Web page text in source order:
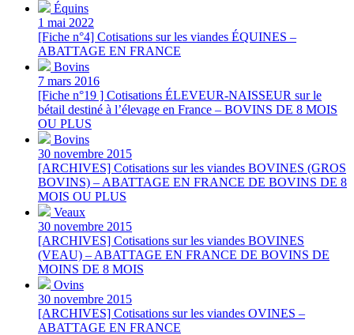
Équins
1 mai 2022
[Fiche n°4] Cotisations sur les viandes ÉQUINES –
ABATTAGE EN FRANCE
Bovins
7 mars 2016
[Fiche n°19 ] Cotisations ÉLEVEUR-NAISSEUR sur le
bétail destiné à l’élevage en France – BOVINS DE 8 MOIS
OU PLUS
Bovins
30 novembre 2015
[ARCHIVES] Cotisations sur les viandes BOVINES (GROS
BOVINS) – ABATTAGE EN FRANCE DE BOVINS DE 8
MOIS OU PLUS
Veaux
30 novembre 2015
[ARCHIVES] Cotisations sur les viandes BOVINES
(VEAU) – ABATTAGE EN FRANCE DE BOVINS DE
MOINS DE 8 MOIS
Ovins
30 novembre 2015
[ARCHIVES] Cotisations sur les viandes OVINES –
ABATTAGE EN FRANCE